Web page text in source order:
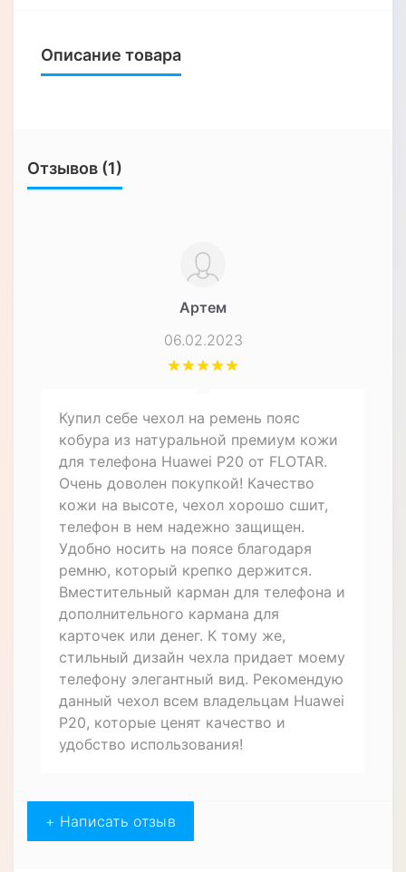
Описание товара
Отзывов (1)
Артем
06.02.2023
Купил себе чехол на ремень пояс
кобура из натуральной премиум кожи
для телефона Huawei P20 от FLOTAR.
Очень доволен покупкой! Качество
кожи на высоте, чехол хорошо сшит,
телефон в нем надежно защищен.
Удобно носить на поясе благодаря
ремню, который крепко держится.
Вместительный карман для телефона и
дополнительного кармана для
карточек или денег. К тому же,
стильный дизайн чехла придает моему
телефону элегантный вид. Рекомендую
данный чехол всем владельцам Huawei
P20, которые ценят качество и
удобство использования!
+ Написать отзыв